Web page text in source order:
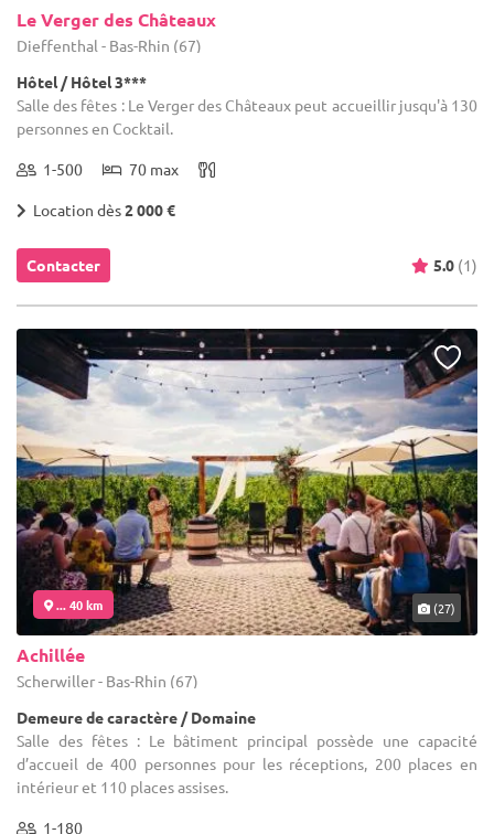
Le Verger des Châteaux
Dieffenthal - Bas-Rhin (67)
Hôtel / Hôtel 3***
Salle des fêtes : Le Verger des Châteaux peut accueillir jusqu'à 130
personnes en Cocktail.
1-500 70 max
Location dès2 000 €
Contacter 5.0 (1)
... 40 km (27)
Achillée
Scherwiller - Bas-Rhin (67)
Demeure de caractère / Domaine
Salle des fêtes : Le bâtiment principal possède une capacité
d’accueil de 400 personnes pour les réceptions, 200 places en
intérieur et 110 places assises.
1-180